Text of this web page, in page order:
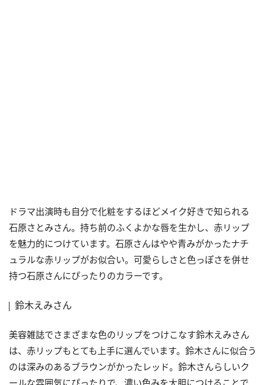
ドラマ出演時も自分で化粧をするほどメイク好きで知られる
石原さとみさん。持ち前のふくよかな唇を生かし、赤リップ
を魅力的につけています。石原さんはやや青みがかったナチ
ュラルな赤リップがお似合い。可愛らしさと色っぽさを併せ
持つ石原さんにぴったりのカラーです。
鈴木えみさん
美容雑誌でさまざまな色のリップをつけこなす鈴木えみさん
は、赤リップもとても上手に選んでいます。鈴木さんに似合う
のは深みのあるブラウンがかったレッド。鈴木さんらしいク